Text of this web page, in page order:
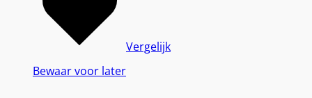
Bewaar voor later
Vergelijk